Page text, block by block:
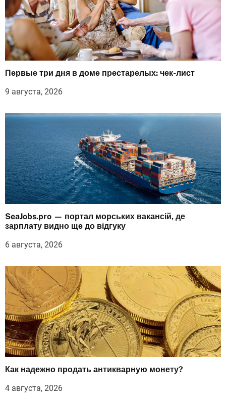
Первые три дня в доме престарелых: чек-лист
9 августа, 2026
SeaJobs.pro — портал морських вакансій, де
зарплату видно ще до відгуку
6 августа, 2026
Как надежно продать антикварную монету?
4 августа, 2026